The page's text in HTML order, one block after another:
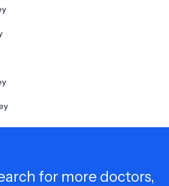
for more doctors,